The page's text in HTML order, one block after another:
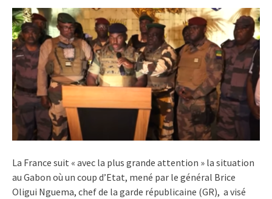
La France suit « avec la plus grande attention » la situation
au Gabon où un coup d’Etat, mené par le général Brice
Oligui Nguema, chef de la garde républicaine (GR), a visé